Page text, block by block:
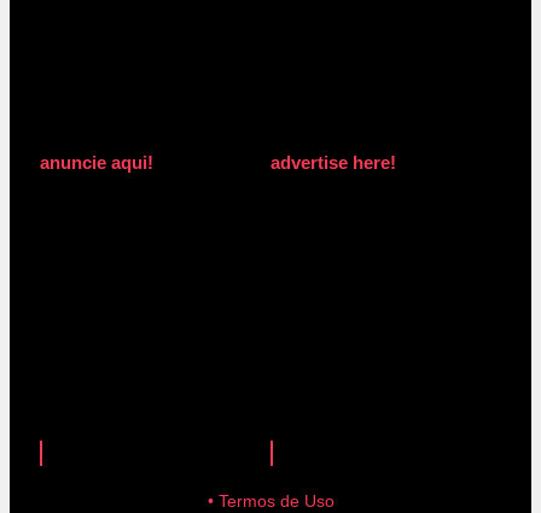
anuncie aqui! advertise here!
• Termos de Uso